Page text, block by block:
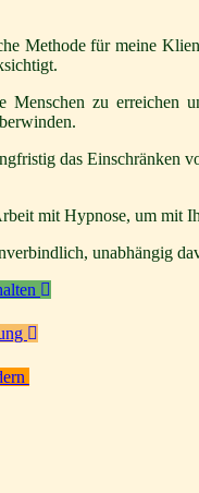
Methode für meine
zu erreichen
das Einschränken
mit Hypnose, um mit
unabhängig